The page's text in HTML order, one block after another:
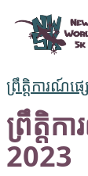
New World
ព្រឹត្តិការណ៍ផ្
ព្រឹត្តិ
2023